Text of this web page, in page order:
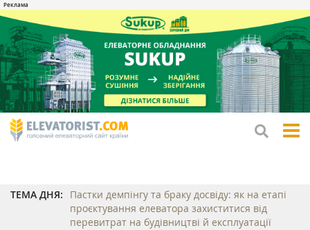
ТЕМА ДНЯ:
Пастки демпінгу та браку досвіду: як на етапі
проєктування елеватора захиститися від
перевитрат на будівництві й експлуатації